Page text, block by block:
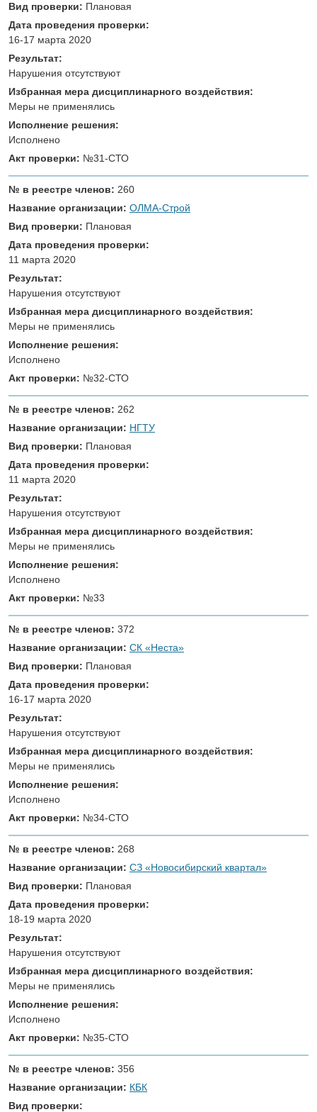
Вид проверки: Плановая
Дата проведения проверки:
16-17 марта 2020
Результат:
Нарушения отсутствуют
Избранная мера дисциплинарного воздействия:
Меры не применялись
Исполнение решения:
Исполнено
Акт проверки: №31-СТО
№ в реестре членов: 260
Название организации: ОЛМА-Строй
Вид проверки: Плановая
Дата проведения проверки:
11 марта 2020
Результат:
Нарушения отсутствуют
Избранная мера дисциплинарного воздействия:
Меры не применялись
Исполнение решения:
Исполнено
Акт проверки: №32-СТО
№ в реестре членов: 262
Название организации: НГТУ
Вид проверки: Плановая
Дата проведения проверки:
11 марта 2020
Результат:
Нарушения отсутствуют
Избранная мера дисциплинарного воздействия:
Меры не применялись
Исполнение решения:
Исполнено
Акт проверки: №33
№ в реестре членов: 372
Название организации: СК «Неста»
Вид проверки: Плановая
Дата проведения проверки:
16-17 марта 2020
Результат:
Нарушения отсутствуют
Избранная мера дисциплинарного воздействия:
Меры не применялись
Исполнение решения:
Исполнено
Акт проверки: №34-СТО
№ в реестре членов: 268
Название организации: СЗ «Новосибирский квартал»
Вид проверки: Плановая
Дата проведения проверки:
18-19 марта 2020
Результат:
Нарушения отсутствуют
Избранная мера дисциплинарного воздействия:
Меры не применялись
Исполнение решения:
Исполнено
Акт проверки: №35-СТО
№ в реестре членов: 356
Название организации: КБК
Вид проверки: